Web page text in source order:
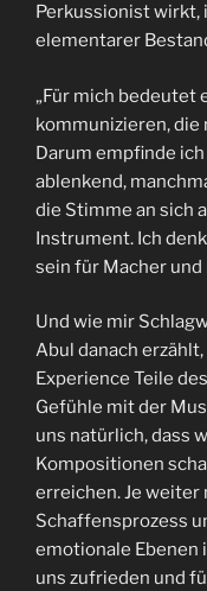
Perkussionist wirkt,
elementarer
„Für mich bedeutet
kommunizieren, die
Darum empfinde
ablenkend,
die Stimme an sich
Instrument. Ich
sein für Macher und
Und wie mir
Abul danach
Experience Teile
Gefühle mit der
uns natürlich, dass
Kompositionen
erreichen. Je
Schaffensprozess
emotionale Ebenen
uns zufrieden und